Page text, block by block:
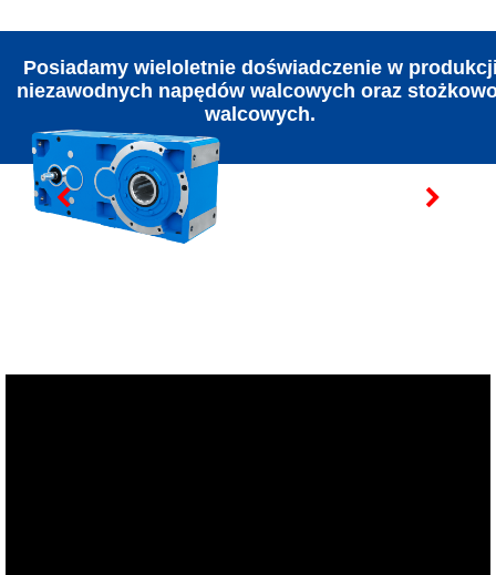
Posiadamy wieloletnie doświadczenie w
niezawodnych napędów walcowych oraz
walcowych.